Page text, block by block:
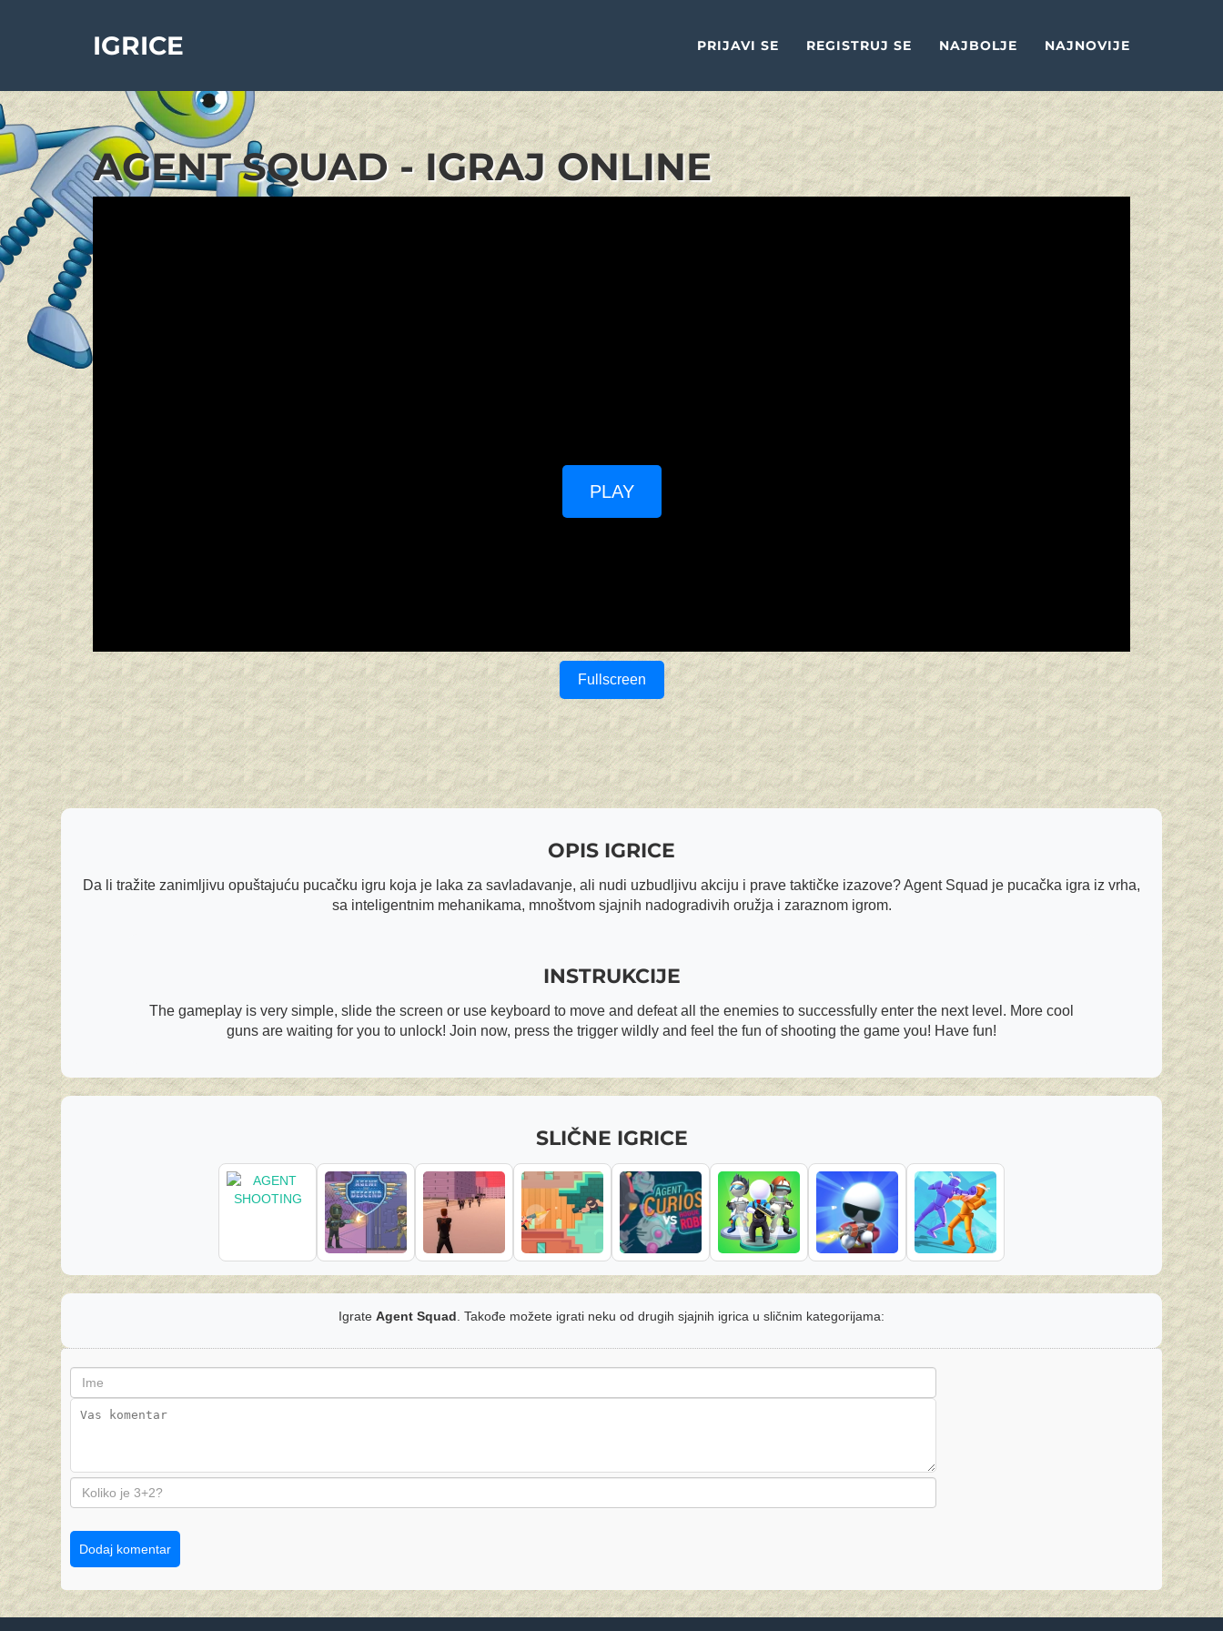
IGRICE PRIJAVI SE REGISTRUJ SE NAJBOLJE NAJNOVIJE
AGENT SQUAD - IGRAJ ONLINE
PLAY
Fullscreen
OPIS IGRICE
Da li tražite zanimljivu opuštajuću pucačku igru koja je laka za savladavanje, ali nudi uzbudljivu akciju i prave taktičke izazove? Agent Squad je pucačka igra iz vrha,
sa inteligentnim mehanikama, mnoštvom sjajnih nadogradivih oružja i zaraznom igrom.
INSTRUKCIJE
The gameplay is very simple, slide the screen or use keyboard to move and defeat all the enemies to successfully enter the next level. More cool
guns are waiting for you to unlock! Join now, press the trigger wildly and feel the fun of shooting the game you! Have fun!
SLIČNE IGRICE
Igrate Agent Squad . Takođe možete igrati neku od drugih sjajnih igrica u sličnim kategorijama:
Dodaj komentar